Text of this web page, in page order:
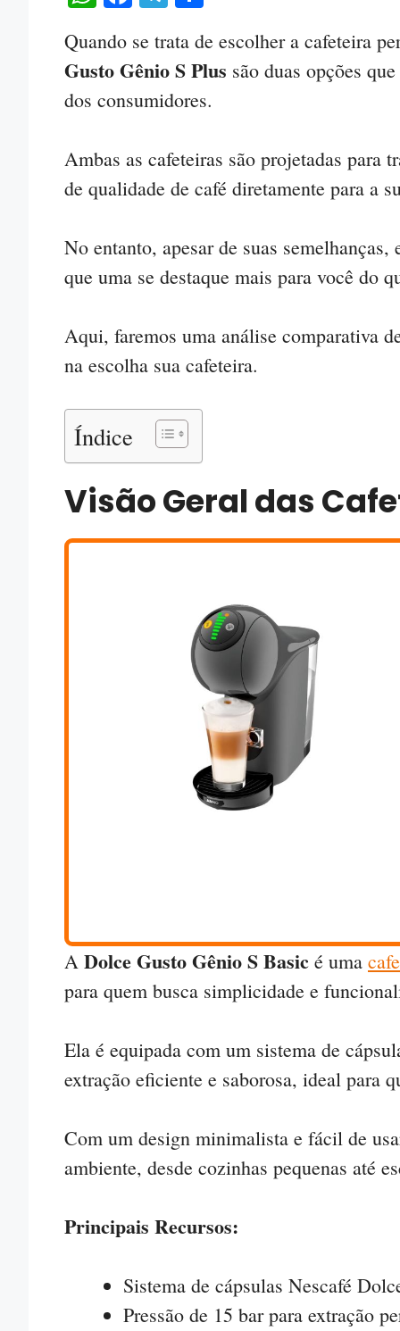
ts
A
pp
bo
ok
gr
a
m
m
pa
rti
ar
Quando se trata de escolher a cafeteira
Gusto Gênio S Plus são duas opções
dos consumidores.
Ambas as cafeteiras são projetadas para
de qualidade de café diretamente para a
No entanto, apesar de suas
que uma se destaque mais para você do
Aqui, faremos uma análise comparativa
na escolha sua cafeteira.
Índice
Visão Geral das
A Dolce Gusto Gênio S Basic é uma
para quem busca simplicidade e
Ela é equipada com um sistema de
extração eficiente e saborosa, ideal para
Com um design minimalista e fácil de
ambiente, desde cozinhas pequenas até
Principais Recursos:
Sistema de cápsulas Nescafé
Pressão de 15 bar para extração